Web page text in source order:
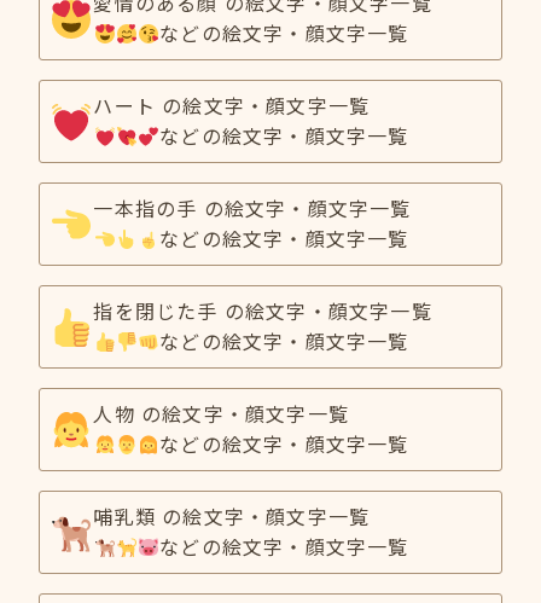
などの絵文字・顔文字一覧
ハート の絵文字・顔文字一覧
などの絵文字・顔文字一覧
一本指の手 の絵文字・顔文字一覧
などの絵文字・顔文字一覧
指を閉じた手 の絵文字・顔文字一覧
などの絵文字・顔文字一覧
人物 の絵文字・顔文字一覧
などの絵文字・顔文字一覧
哺乳類 の絵文字・顔文字一覧
などの絵文字・顔文字一覧